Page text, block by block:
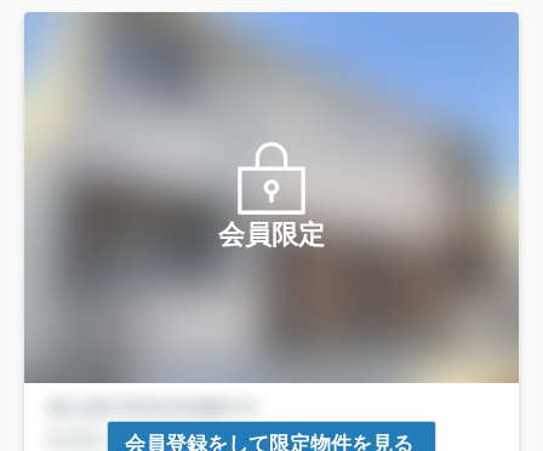
会員限定
会員登録をして限定物件を見る